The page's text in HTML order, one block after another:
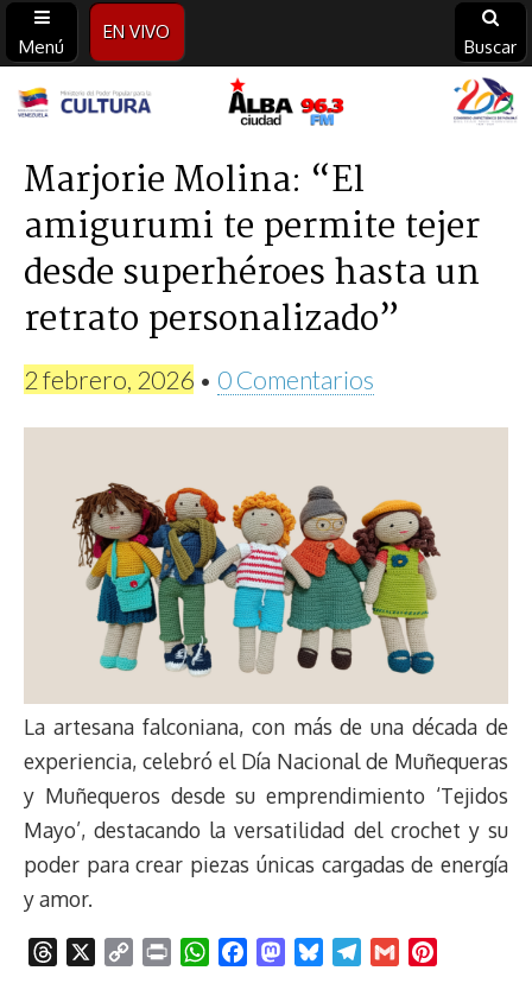
Menú
EN VIVO
Buscar
Alba
Ciudad
96.3
FM
Marjorie Molina: “El
amigurumi te permite tejer
desde superhéroes hasta un
retrato personalizado”
2 febrero, 2026 • 0 Comentarios
La artesana falconiana, con más de una década de
experiencia, celebró el Día Nacional de Muñequeras
y Muñequeros desde su emprendimiento ‘Tejidos
Mayo’, destacando la versatilidad del crochet y su
poder para crear piezas únicas cargadas de energía
y amor.
W
M